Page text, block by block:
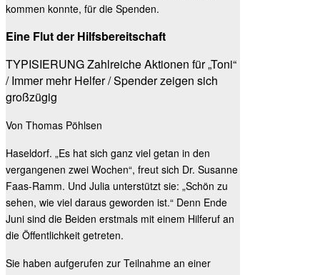
kommen konnte, für die Spenden.
Eine Flut der Hilfsbereitschaft
TYPISIERUNG Zahlreiche Aktionen für „Toni“
/ Immer mehr Helfer / Spender zeigen sich
großzügig
Von Thomas Pöhlsen
Haseldorf. „Es hat sich ganz viel getan in den
vergangenen zwei Wochen“, freut sich Dr. Susanne
Faas-Ramm. Und Julia unterstützt sie: „Schön zu
sehen, wie viel daraus geworden ist.“ Denn Ende
Juni sind die Beiden erstmals mit einem Hilferuf an
die Öffentlichkeit getreten.
Sie haben aufgerufen zur Teilnahme an einer